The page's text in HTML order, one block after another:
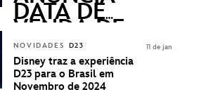
DATA DE
VENDA DE
INGRESSOS
PARA A D23
BRASIL -
UMA
NOVIDADES D23
Disney traz a experiência
D23 para o Brasil em
Novembro de 2024
11 de jan